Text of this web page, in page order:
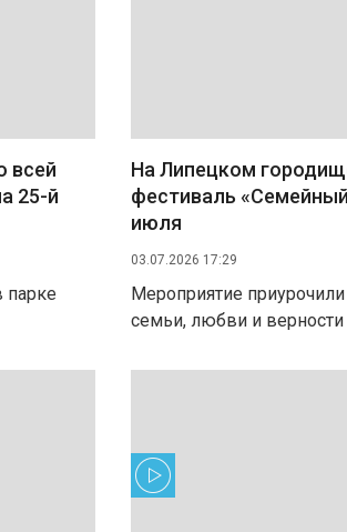
всей
25-й
парке
На Липецком
фестиваль
июля
03.07.2026 17:29
Мероприятие
семьи, любви и верности